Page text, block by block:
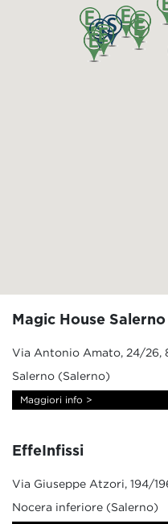
Magic House Salerno
Via Antonio Amato, 24/26,
Salerno (Salerno)
Maggiori info >
EffeInfissi
Via Giuseppe Atzori, 194/
Nocera inferiore (Salerno)